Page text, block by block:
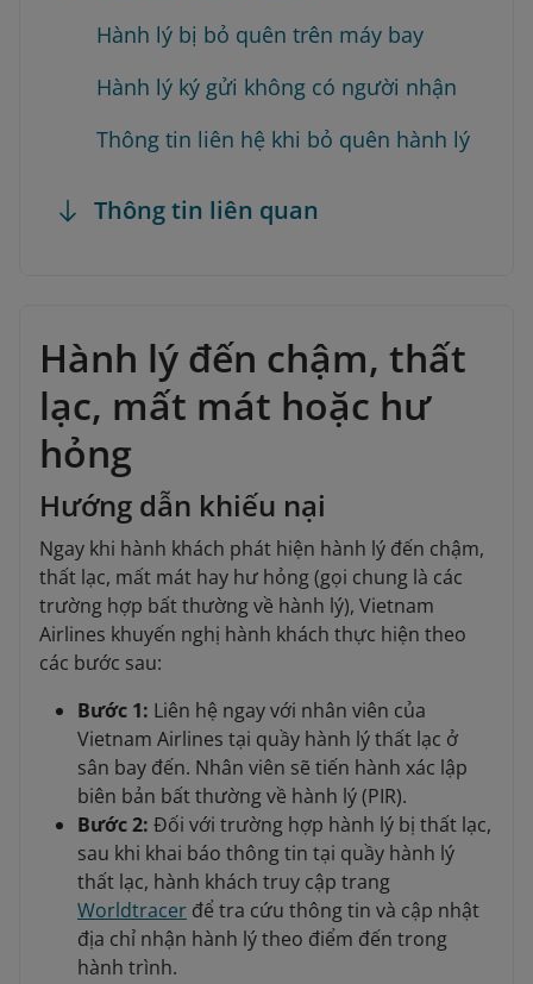
Hành lý bị bỏ quên trên máy bay
Hành lý ký gửi không có người nhận
Thông tin liên hệ khi bỏ quên hành lý
Thông tin liên quan
Hành lý đến chậm, thất
lạc, mất mát hoặc hư
hỏng
Hướng dẫn khiếu nại
Ngay khi hành khách phát hiện hành lý đến chậm,
thất lạc, mất mát hay hư hỏng (gọi chung là các
trường hợp bất thường về hành lý), Vietnam
Airlines khuyến nghị hành khách thực hiện theo
các bước sau:
Bước 1: Liên hệ ngay với nhân viên của
Vietnam Airlines tại quầy hành lý thất lạc ở
sân bay đến. Nhân viên sẽ tiến hành xác lập
biên bản bất thường về hành lý (PIR).
Bước 2: Đối với trường hợp hành lý bị thất lạc,
sau khi khai báo thông tin tại quầy hành lý
thất lạc, hành khách truy cập trang
Worldtracer để tra cứu thông tin và cập nhật
địa chỉ nhận hành lý theo điểm đến trong
hành trình.